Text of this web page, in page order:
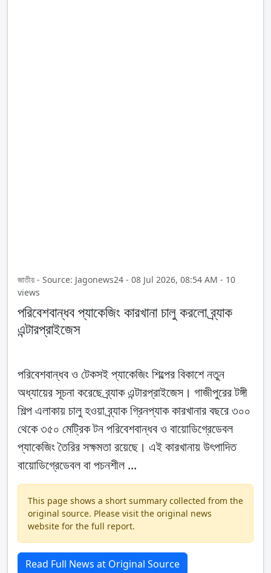
জাতীয় - Source: Jagonews24 - 08 Jul 2026, 08:54 AM - 10
views
পরিবেশবান্ধব প্যাকেজিং কারখানা চালু করলো ব্র্যাক
এন্টারপ্রাইজেস
পরিবেশবান্ধব ও টেকসই প্যাকেজিং শিল্পের বিকাশে নতুন
অধ্যায়ের সূচনা করেছে ব্র্যাক এন্টারপ্রাইজেস। গাজীপুরের টঙ্গী
শিল্প এলাকায় চালু হওয়া ব্র্যাক গ্রিনপ্যাক কারখানার বছরে ৩০০
থেকে ৩৫০ মেট্রিক টন পরিবেশবান্ধব ও বায়োডিগ্রেডেবল
প্যাকেজিং তৈরির সক্ষমতা রয়েছে। এই কারখানায় উৎপাদিত
বায়োডিগ্রেডেবল বা পচনশীল ...
This page shows a short summary collected from the
original source. Please visit the original news
website for the full report.
Read Full News at Original Source